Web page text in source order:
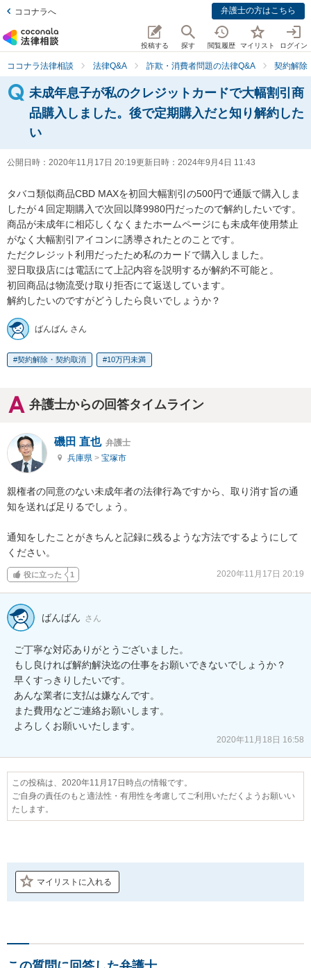
ココナラへ 弁護士の方はこちら
投稿する 探す 閲覧履歴 マイリスト ログイン
ココナラ法律相談 法律Q&A 詐欺・消費者問題の法律Q&A 契約解除
未成年息子が私のクレジットカードで大幅割引商
品購入しました。後で定期購入だと知り解約した
い
公開日時： 2020年11月17日 20:19更新日時： 2024年9月4日 11:43
タバコ類似商品CBD MAXを初回大幅割引の500円で通販で購入しま
したが４回定期購入で次回以降9980円だったので解約したいです。
商品が未成年に相応しくなくまたホームページにも未成年使用禁止
がなく大幅割引アイコンに誘導されたとのことです。
ただクレジット利用だったため私のカードで購入しました。
翌日取扱店には電話にて上記内容を説明するが解約不可能と。
初回商品は物流受け取り拒否にて返送しています。
解約したいのですがどうしたら良いでしょうか？
ばんばん さん
契約解除・契約取消 10万円未満
弁護士からの回答タイムライン
磯田 直也 弁護士
兵庫県 > 宝塚市
親権者の同意のない未成年者の法律行為ですから、取り消す旨の通
知を送れば足りるでしょう。
通知をしたことがきちんと記録に残るような方法でするようにして
ください。
役に立った 1 2020年11月17日 20:19
ばんばん さん
ご丁寧な対応ありがとうございました。
もし良ければ解約解決迄の仕事をお願いできないでしょうか？
早くすっきりしたいです。
あんな業者に支払は嫌なんです。
また費用などご連絡お願いします。
よろしくお願いいたします。
2020年11月18日 16:58
この投稿は、2020年11月17日時点の情報です。
ご自身の責任のもと適法性・有用性を考慮してご利用いただくようお願いい
たします。
マイリストに入れる